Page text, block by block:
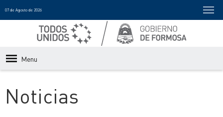
07 de Agosto de 2026
Menu
Noticias